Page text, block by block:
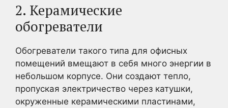
2. Керамические
обогреватели
Обогреватели такого типа для офисных
помещений вмещают в себя много энергии в
небольшом корпусе. Они создают тепло,
пропуская электричество через катушки,
окруженные керамическими пластинами,